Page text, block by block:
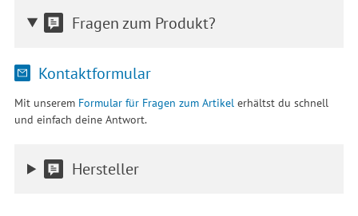
Fragen zum Produkt?
Kontaktformular
Mit unserem Formular für Fragen zum Artikel erhältst du schnell
und einfach deine Antwort.
Hersteller